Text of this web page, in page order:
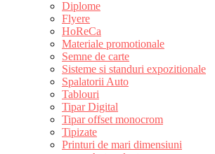
Diplome
Flyere
HoReCa
Materiale promotionale
Semne de carte
Sisteme si standuri expozitionale
Spalatorii Auto
Tablouri
Tipar Digital
Tipar offset monocrom
Tipizate
Printuri de mari dimensiuni